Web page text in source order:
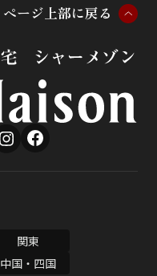
ページ 上部に戻る
関東
中国・四国